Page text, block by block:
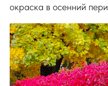
окраска в осенний